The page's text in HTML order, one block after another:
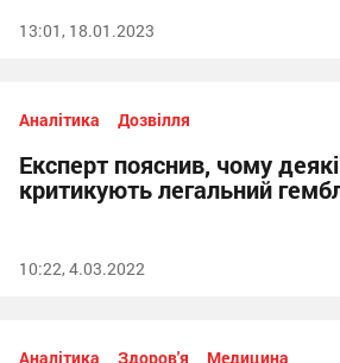
13:01, 18.01.2023
Аналітика Дозвілля
Експерт пояснив, чому
критикують легальний
10:22, 4.03.2022
Аналітика Здоров'я Медицина